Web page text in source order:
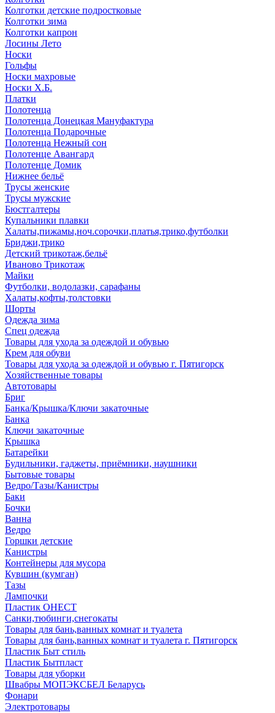
Колготки детские подростковые
Колготки зима
Колготки капрон
Лосины Лето
Носки
Гольфы
Носки махровые
Носки Х.Б.
Платки
Полотенца
Полотенца Донецкая Мануфактура
Полотенца Подарочные
Полотенца Нежный сон
Полотенце Авангард
Полотенце Домик
Нижнее бельё
Трусы женские
Трусы мужские
Бюстгалтеры
Купальники плавки
Халаты,пижамы,ноч.сорочки,платья,трико,футболки
Бриджи,трико
Детский трикотаж,бельё
Иваново Трикотаж
Майки
Футболки, водолазки, сарафаны
Халаты,кофты,толстовки
Шорты
Одежда зима
Спец одежда
Товары для ухода за одеждой и обувью
Крем для обуви
Товары для ухода за одеждой и обувью г. Пятигорск
Хозяйственные товары
Автотовары
Бриг
Банка/Крышка/Ключи закаточные
Банка
Ключи закаточные
Крышка
Батарейки
Будильники, гаджеты, приёмники, наушники
Бытовые товары
Ведро/Тазы/Канистры
Баки
Бочки
Ванна
Ведро
Горшки детские
Канистры
Контейнеры для мусора
Кувшин (кумган)
Тазы
Лампочки
Пластик ОНЕСТ
Санки,тюбинги,снегокаты
Товары для бань,ванных комнат и туалета
Товары для бань,ванных комнат и туалета г. Пятигорск
Пластик Быт стиль
Пластик Бытпласт
Товары для уборки
Швабры МОПЭКСБЕЛ Беларусь
Фонари
Электротовары